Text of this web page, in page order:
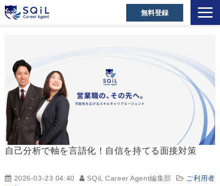
無料登録
営業職の転職成功事例
ご利用者の声
営業の転職Tips
よくあるご質問
自己分析で軸を言語化！自信を持てる面接対策
2026-03-23 04:40 SQiL Career Agent編集部
ご利用者